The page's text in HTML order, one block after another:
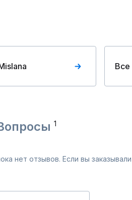
Все
1
нет отзывов. Если вы